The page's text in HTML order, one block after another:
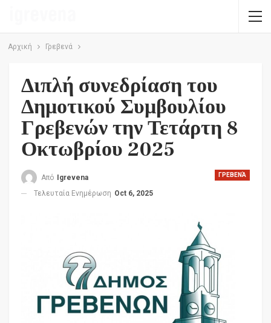
Αρχική Γρεβενά
Διπλή συνεδρίαση του
Δημοτικού Συμβουλίου
Γρεβενών την Τετάρτη 8
Οκτωβρίου 2025
ΓΡΕΒΕΝΆ
Από Igrevena
Τελευταία Ενημέρωση Oct 6, 2025